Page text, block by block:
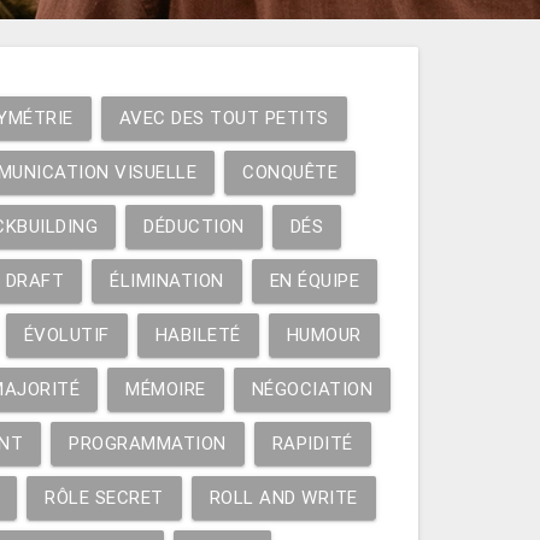
AVEC DES TOUT PETITS
VISUELLE CONQUÊTE
DÉDUCTION DÉS
DRAFT ÉLIMINATION EN ÉQUIPE
ÉVOLUTIF HABILETÉ HUMOUR
MÉMOIRE NÉGOCIATION
PROGRAMMATION RAPIDITÉ
RÔLE SECRET ROLL AND WRITE